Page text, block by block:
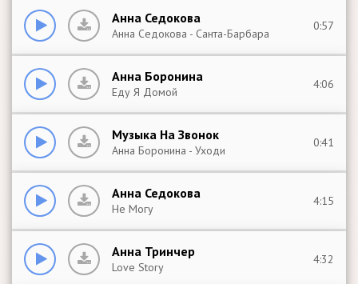
Анна Седокова
Анна Седокова - Санта-Барбара
0:57
Анна Боронина
Еду Я Домой
4:06
Музыка На Звонок
Анна Боронина - Уходи
0:41
Анна Седокова
Не Могу
4:15
Анна Тринчер
Love Story
4:32